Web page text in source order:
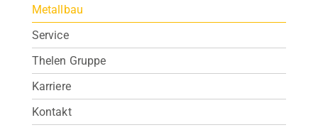
Metallbau
Service
Thelen Gruppe
Karriere
Kontakt